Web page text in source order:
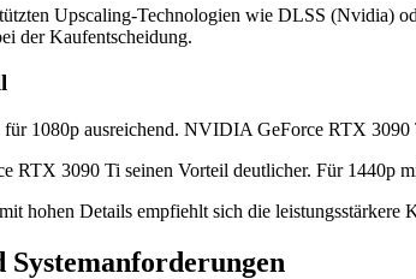
Upscaling-Technologien wie DLSS (Nvidia)
der Kaufentscheidung.
für 1080p ausreichend. NVIDIA GeForce RTX
3090 Ti seinen Vorteil deutlicher. Für 1440p
hohen Details empfiehlt sich die